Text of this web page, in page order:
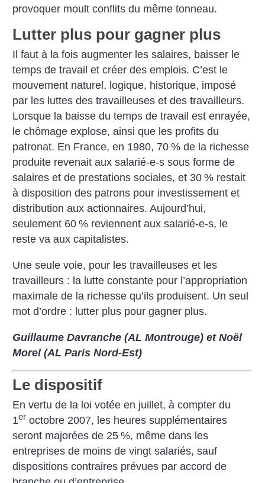
provoquer moult conflits du même tonneau.
Lutter plus pour gagner plus
Il faut à la fois augmenter les salaires, baisser le
temps de travail et créer des emplois. C’est le
mouvement naturel, logique, historique, imposé
par les luttes des travailleuses et des travailleurs.
Lorsque la baisse du temps de travail est enrayée,
le chômage explose, ainsi que les profits du
patronat. En France, en 1980, 70 % de la richesse
produite revenait aux salarié-e-s sous forme de
salaires et de prestations sociales, et 30 % restait
à disposition des patrons pour investissement et
distribution aux actionnaires. Aujourd’hui,
seulement 60 % reviennent aux salarié-e-s, le
reste va aux capitalistes.
Une seule voie, pour les travailleuses et les
travailleurs : la lutte constante pour l’appropriation
maximale de la richesse qu’ils produisent. Un seul
mot d’ordre : lutter plus pour gagner plus.
Guillaume Davranche (AL Montrouge) et Noël
Morel (AL Paris Nord-Est)
Le dispositif
En vertu de la loi votée en juillet, à compter du
1er octobre 2007, les heures supplémentaires
seront majorées de 25 %, même dans les
entreprises de moins de vingt salariés, sauf
dispositions contraires prévues par accord de